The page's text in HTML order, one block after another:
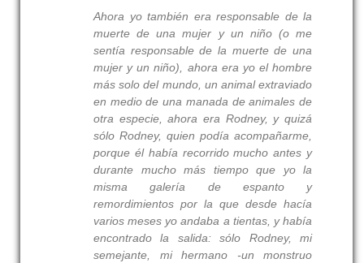
Ahora yo también era responsable de la
muerte de una mujer y un niño (o me
sentía responsable de la muerte de una
mujer y un niño), ahora era yo el hombre
más solo del mundo, un animal extraviado
en medio de una manada de animales de
otra especie, ahora era Rodney, y quizá
sólo Rodney, quien podía acompañarme,
porque él había recorrido mucho antes y
durante mucho más tiempo que yo la
misma galería de espanto y
remordimientos por la que desde hacía
varios meses yo andaba a tientas, y había
encontrado la salida:sólo Rodney, mi
semejante, mi hermano -un monstruo